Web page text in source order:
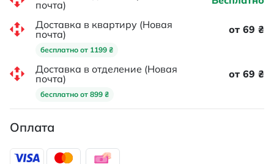
почта)
Доставка в квартиру (Новая
почта)
бесплатно от 1199 ₴
от 69 ₴
Доставка в отделение (Новая
почта)
бесплатно от 899 ₴
от 69 ₴
Оплата